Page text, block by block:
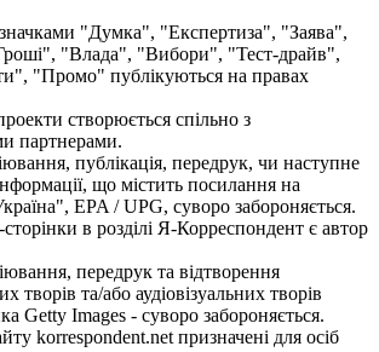
"Думка", "Експертиза", "Заява",
"Влада", "Вибори", "Тест-драйв",
"Промо" публікуються на правах
створюється спільно з
партнерами.
публікація, передрук, чи наступне
що містить посилання на
EPA / UPG, суворо забороняється.
в розділі Я-Корреспондент є автор
передрук та відтворення
творів та/або аудіовізуальних творів
Getty Images - суворо забороняється.
korrespondent.net призначені для осіб